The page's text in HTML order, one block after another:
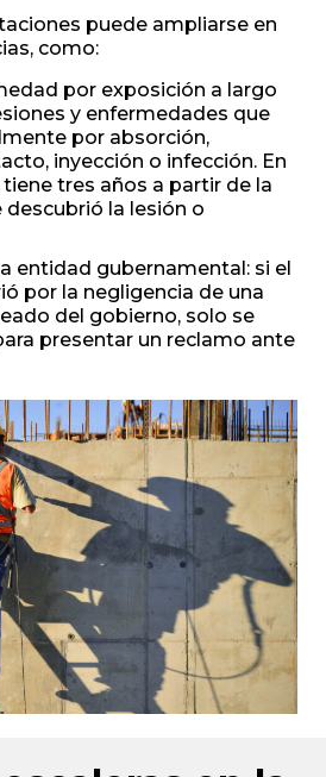
puede ampliarse en
como:
por exposición a largo
y enfermedades que
por absorción,
inyección o infección. En
tres años a partir de la
descubrió la lesión o
entidad gubernamental: si el
por la negligencia de una
del gobierno, solo se
presentar un reclamo ante